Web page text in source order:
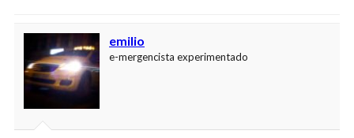
emilio
e-mergencista experimentado